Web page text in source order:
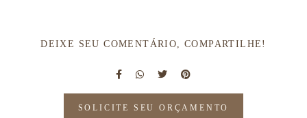
DEIXE SEU COMENTÁRIO, COMPARTILHE!
SOLICITE SEU ORÇAMENTO